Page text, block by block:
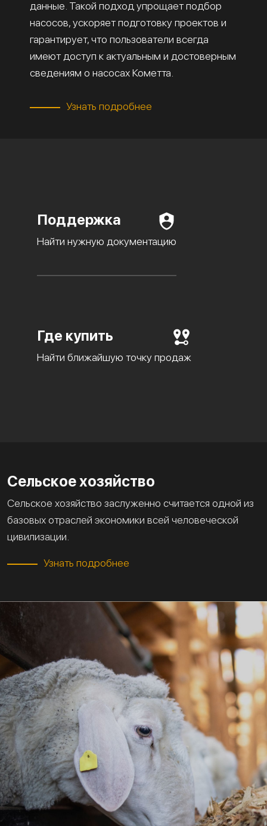
данные. Такой подход упрощает подбор
насосов, ускоряет подготовку проектов и
гарантирует, что пользователи всегда
имеют доступ к актуальным и достоверным
сведениям о насосах Кометта.
Узнать подробнее
Поддержка
Найти нужную документацию
Где купить
Найти ближайшую точку продаж
Сельское хозяйство
Сельское хозяйство заслуженно считается одной из
базовых отраслей экономики всей человеческой
цивилизации.
Узнать подробнее